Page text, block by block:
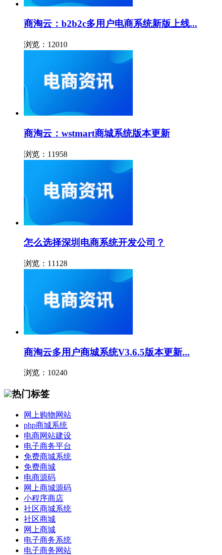
商淘云：b2b2c多用户电商系统新版上线...
浏览：12010
商淘云：wstmart商城系统版本更新
浏览：11958
怎么选择深圳电商系统开发公司？
浏览：11128
商淘云多用户商城系统V3.6.5版本更新...
浏览：10240
热门标签
网上购物网站
php商城系统
电商网站建设
电子商务平台
免费商城系统
免费商城
电商源码
网上商城源码
小程序商店
社区商城系统
社区商城
网上商城
电子商务系统
电子商务网站